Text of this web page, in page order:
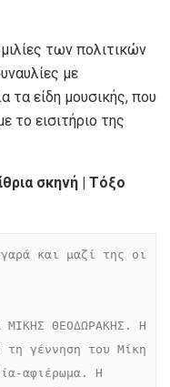
των πολιτικών
με
τα είδη μουσικής, που
το εισιτήριο της
σκηνή | Τόξο
και μαζί της οι
ΜΙΚΗΣ ΘΕΟΔΩΡΑΚΗΣ. Η
γέννηση του Μίκη
αφιέρωμα. Η